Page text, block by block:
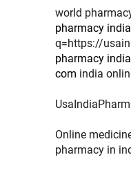
world
pharmacy india
q=https://
pharmacy india
com india
Online
pharmacy in